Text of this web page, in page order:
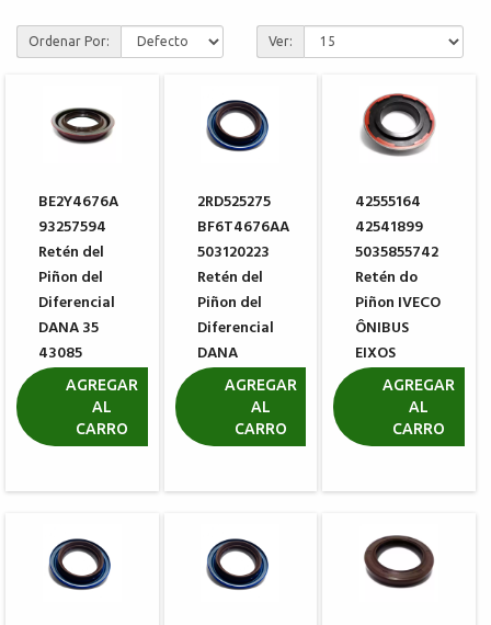
Ordenar Por: Ver:
BE2Y4676A
93257594
Retén del
Piñon del
Diferencial
DANA 35
43085
R$ 84,50
AGREGAR
AL
CARRO
2RD525275
BF6T4676AA
503120223
Retén del
Piñon del
Diferencial
DANA
46411-1
R$ 199,90
AGREGAR
AL
CARRO
42555164
42541899
5035855742
Retén do
Piñon IVECO
ÔNIBUS
EIXOS
MERITOR
R$ 408,60
AGREGAR
AL
CARRO